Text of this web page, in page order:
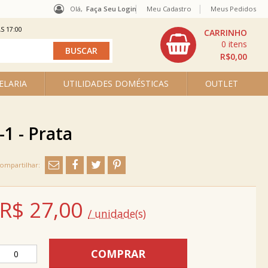
Olá, Faça Seu Login
UTILIDADES DOMÉSTICAS OUTLET
R$0,00
0
Meu Cadastro Meus Pedidos
17:00
- Prata
R$ 27,00 / unidade(s)